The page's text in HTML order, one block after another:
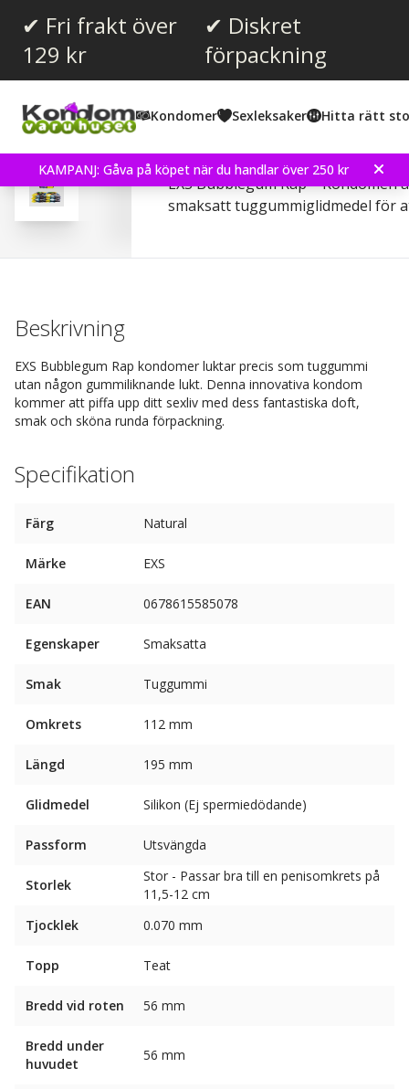
✔ Fri frakt över
129 kr
✔ Diskret
förpackning
Kondomer Sexleksaker Hitta rätt
KAMPANJ: Gåva på köpet när du handlar över 250 kr
Recensioner (2)
EXS Bubblegum Rap 12
EXS Bubblegum Rap –
smaksatt tuggummiglidmedel för
Beskrivning
EXS Bubblegum Rap kondomer luktar precis som tuggummi
utan någon gummiliknande lukt. Denna innovativa kondom
kommer att piffa upp ditt sexliv med dess fantastiska doft,
smak och sköna runda förpackning.
Specifikation
Färg Natural
Märke EXS
EAN 0678615585078
Egenskaper Smaksatta
Smak Tuggummi
Omkrets 112 mm
Längd 195 mm
Glidmedel Silikon (Ej spermiedödande)
Passform Utsvängda
Storlek
Stor - Passar bra till en penisomkrets på
11,5-12 cm
Tjocklek
0.070 mm
Topp Teat
Bredd vid roten 56 mm
Bredd under
huvudet
56 mm